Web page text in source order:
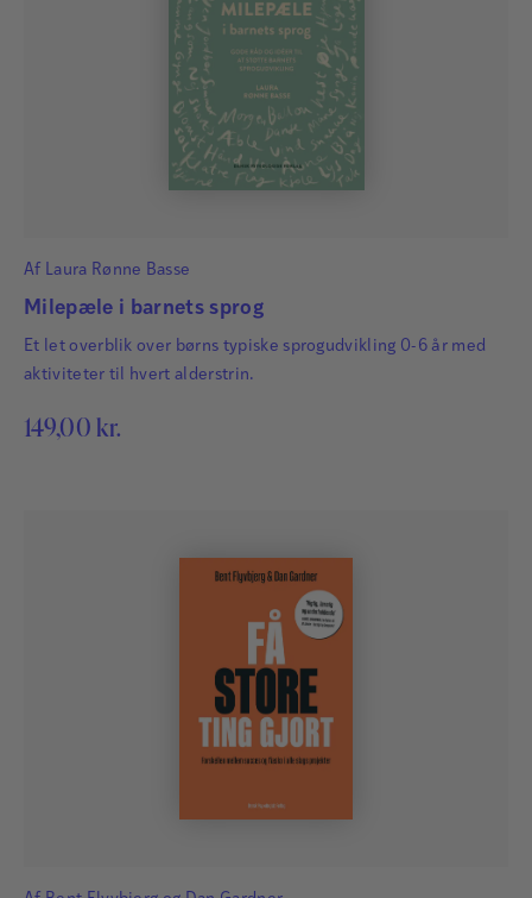
Af Laura Rønne Basse
Milepæle i barnets sprog
Et let overblik over børns typiske sprogudvikling 0-6 år med
aktiviteter til hvert alderstrin.
149,00 kr.